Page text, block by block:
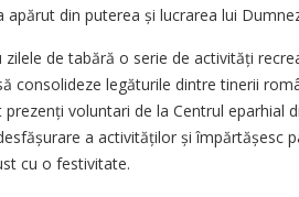
din puterea și lucrarea lui
de tabără o serie de activități
consolideze legăturile dintre tinerii
voluntari de la Centrul eparhial
a activităților și împărtășesc
cu o festivitate.